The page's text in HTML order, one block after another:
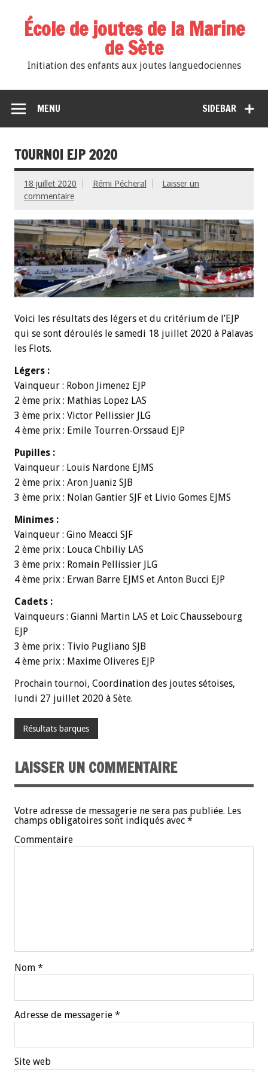
École de joutes de la Marine
de Sète
Initiation des enfants aux joutes languedociennes
SIDEBAR
MENU
TOURNOI EJP 2020
18 juillet 2020 Rémi Pécheral
Laisser un
commentaire
Voici les résultats des légers et du critérium de l’EJP
qui se sont déroulés le samedi 18 juillet 2020 à Palavas
les Flots.
Légers :
Vainqueur : Robon Jimenez EJP
2 ème prix : Mathias Lopez LAS
3 ème prix : Victor Pellissier JLG
4 ème prix : Emile Tourren-Orssaud EJP
Pupilles :
Vainqueur : Louis Nardone EJMS
2 ème prix : Aron Juaniz SJB
3 ème prix : Nolan Gantier SJF et Livio Gomes EJMS
Minimes :
Vainqueur : Gino Meacci SJF
2 ème prix : Louca Chbiliy LAS
3 ème prix : Romain Pellissier JLG
4 ème prix : Erwan Barre EJMS et Anton Bucci EJP
Cadets :
Vainqueurs : Gianni Martin LAS et Loïc Chaussebourg
EJP
3 ème prix : Tivio Pugliano SJB
4 ème prix : Maxime Oliveres EJP
Prochain tournoi, Coordination des joutes sétoises,
lundi 27 juillet 2020 à Sète.
Résultats barques
LAISSER UN COMMENTAIRE
Votre adresse de messagerie ne sera pas publiée. Les
champs obligatoires sont indiqués avec *
Commentaire
Nom *
Adresse de messagerie *
Site web